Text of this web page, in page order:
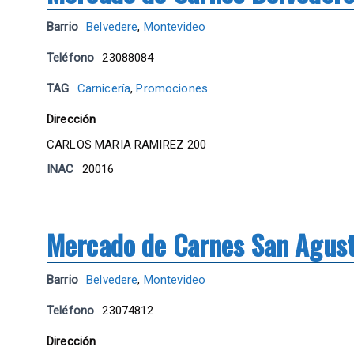
Barrio Belvedere, Montevideo
Teléfono 23088084
TAG Carnicería,Promociones
Dirección
CARLOS MARIA RAMIREZ 200
INAC
20016
Mercado de Carnes San
Barrio Belvedere, Montevideo
Teléfono 23074812
Dirección